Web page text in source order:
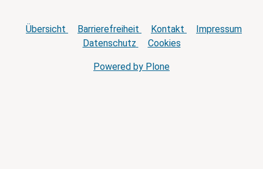
Übersicht Barrierefreiheit Kontakt
Impressum
Datenschutz
Cookies
Powered by Plone